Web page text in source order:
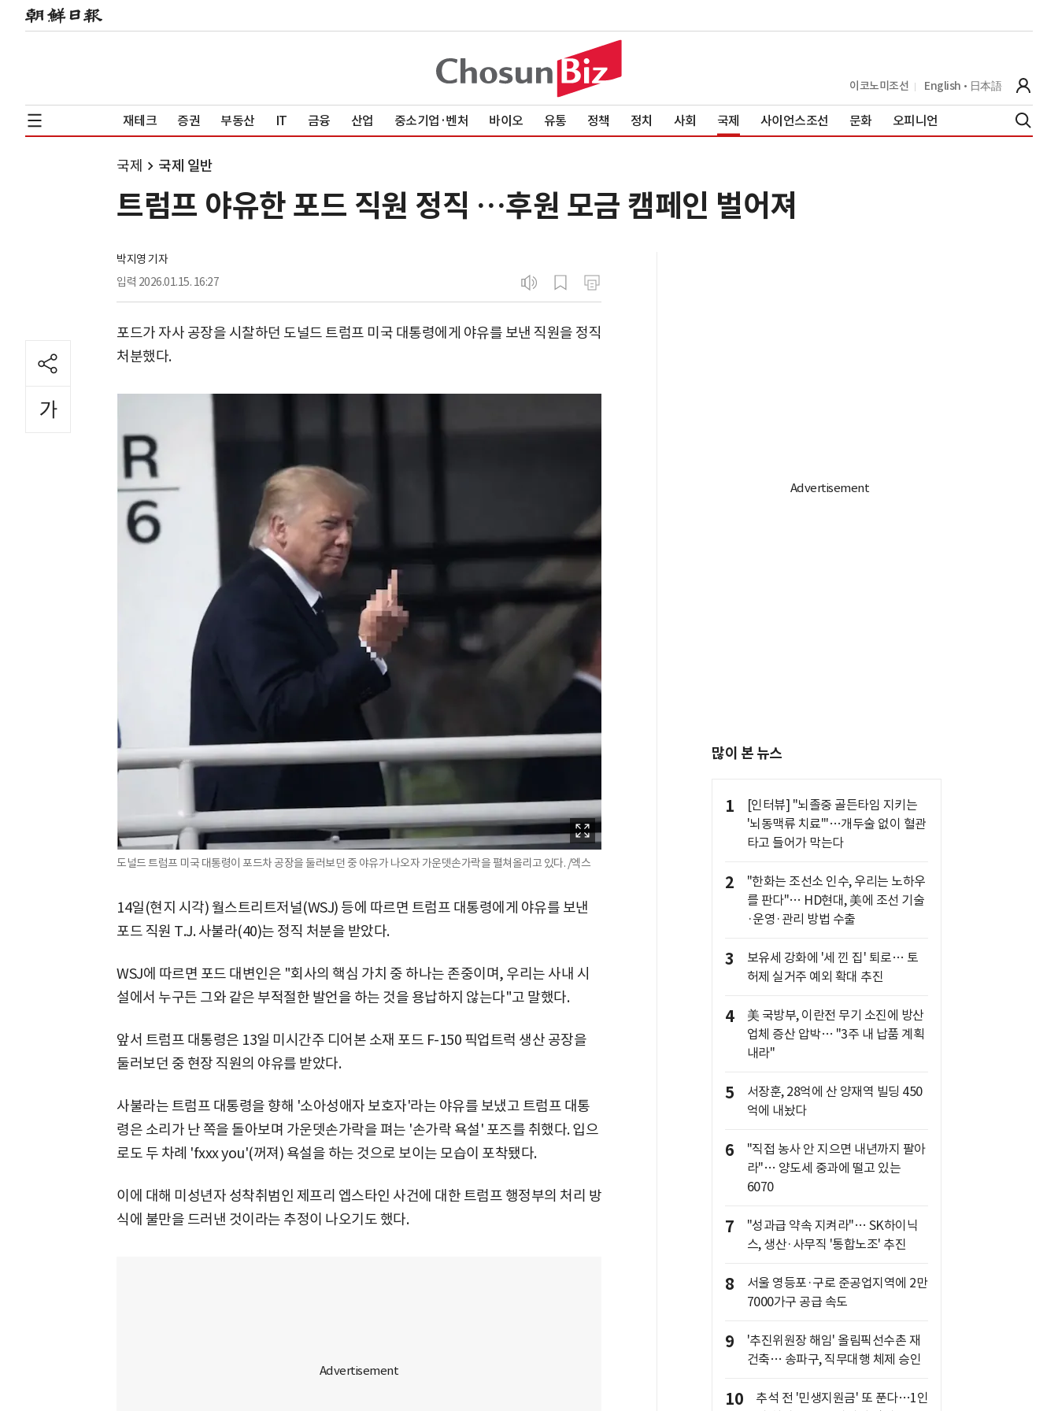
이코노미조선 English 日本語
재테크 증권 부동산 IT 금융 산업 중소기업·벤처 바이오 유통 정책 정치 사회 국제 사이언스조선 문화 오피니언
국제 국제 일반
트럼프 야유한 포드 직원 정직 …후원 모금 캠페인 벌어져
박지영 기자
입력 2026.01.15. 16:27
포드가 자사 공장을 시찰하던 도널드 트럼프 미국 대통령에게 야유를 보낸 직원을 정직
처분했다.
도널드 트럼프 미국 대통령이 포드차 공장을 둘러보던 중 야유가 나오자 가운뎃손가락을 펼쳐올리고 있다. /엑스
14일(현지 시각) 월스트리트저널(WSJ) 등에 따르면 트럼프 대통령에게 야유를 보낸
포드 직원 T.J. 사불라(40)는 정직 처분을 받았다.
WSJ에 따르면 포드 대변인은 "회사의 핵심 가치 중 하나는 존중이며, 우리는 사내 시
설에서 누구든 그와 같은 부적절한 발언을 하는 것을 용납하지 않는다"고 말했다.
앞서 트럼프 대통령은 13일 미시간주 디어본 소재 포드 F-150 픽업트럭 생산 공장을
둘러보던 중 현장 직원의 야유를 받았다.
사불라는 트럼프 대통령을 향해 '소아성애자 보호자'라는 야유를 보냈고 트럼프 대통
령은 소리가 난 쪽을 돌아보며 가운뎃손가락을 펴는 '손가락 욕설' 포즈를 취했다. 입으
로도 두 차례 'fxxx you'(꺼져) 욕설을 하는 것으로 보이는 모습이 포착됐다.
이에 대해 미성년자 성착취범인 제프리 엡스타인 사건에 대한 트럼프 행정부의 처리 방
식에 불만을 드러낸 것이라는 추정이 나오기도 했다.
많이 본 뉴스
1
[인터뷰] "뇌졸중 골든타임 지키는
'뇌동맥류 치료'"…개두술 없이 혈관
타고 들어가 막는다
2
"한화는 조선소 인수, 우리는 노하우
를 판다"… HD현대, 美에 조선 기술
·운영·관리 방법 수출
3
보유세 강화에 '세 낀 집' 퇴로… 토
허제 실거주 예외 확대 추진
4
美 국방부, 이란전 무기 소진에 방산
업체 증산 압박… "3주 내 납품 계획
내라"
5
서장훈, 28억에 산 양재역 빌딩 450
억에 내놨다
6
"직접 농사 안 지으면 내년까지 팔아
라"… 양도세 중과에 떨고 있는
6070
7
"성과급 약속 지켜라"… SK하이닉
스, 생산·사무직 '통합노조' 추진
8
서울 영등포·구로 준공업지역에 2만
7000가구 공급 속도
9
'추진위원장 해임' 올림픽선수촌 재
건축… 송파구, 직무대행 체제 승인
10
추석 전 '민생지원금' 또 푼다…1인